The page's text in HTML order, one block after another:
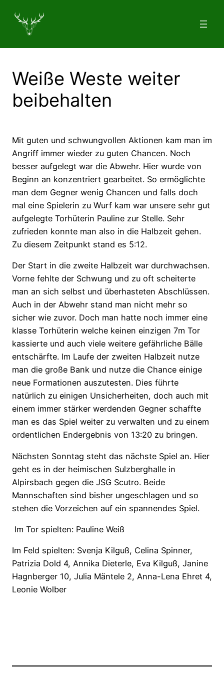
Inhalt
springen
Weiße Weste weiter
beibehalten
Mit guten und schwungvollen Aktionen kam man im
Angriff immer wieder zu guten Chancen. Noch
besser aufgelegt war die Abwehr. Hier wurde von
Beginn an konzentriert gearbeitet. So ermöglichte
man dem Gegner wenig Chancen und falls doch
mal eine Spielerin zu Wurf kam war unsere sehr gut
aufgelegte Torhüterin Pauline zur Stelle. Sehr
zufrieden konnte man also in die Halbzeit gehen.
Zu diesem Zeitpunkt stand es 5:12.
Der Start in die zweite Halbzeit war durchwachsen.
Vorne fehlte der Schwung und zu oft scheiterte
man an sich selbst und überhasteten Abschlüssen.
Auch in der Abwehr stand man nicht mehr so
sicher wie zuvor. Doch man hatte noch immer eine
klasse Torhüterin welche keinen einzigen 7m Tor
kassierte und auch viele weitere gefährliche Bälle
entschärfte. Im Laufe der zweiten Halbzeit nutze
man die große Bank und nutze die Chance einige
neue Formationen auszutesten. Dies führte
natürlich zu einigen Unsicherheiten, doch auch mit
einem immer stärker werdenden Gegner schaffte
man es das Spiel weiter zu verwalten und zu einem
ordentlichen Endergebnis von 13:20 zu bringen.
Nächsten Sonntag steht das nächste Spiel an. Hier
geht es in der heimischen Sulzberghalle in
Alpirsbach gegen die JSG Scutro. Beide
Mannschaften sind bisher ungeschlagen und so
stehen die Vorzeichen auf ein spannendes Spiel.
Im Tor spielten: Pauline Weiß
Im Feld spielten: Svenja Kilguß, Celina Spinner,
Patrizia Dold 4, Annika Dieterle, Eva Kilguß, Janine
Hagnberger 10, Julia Mäntele 2, Anna-Lena Ehret 4,
Leonie Wolber